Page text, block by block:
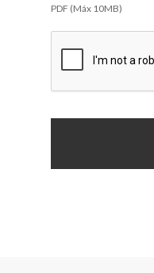
de
archivos
aceptados:
pdf.
PDF (Máx 10MB)
CAPTCHA